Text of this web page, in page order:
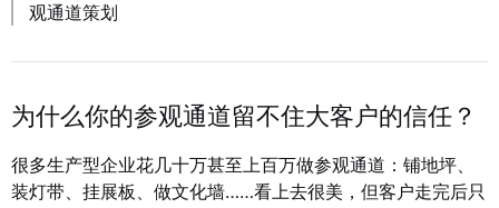
观通道策划
为什么你的参观通道留不住大客户的信任？
很多生产型企业花几十万甚至上百万做参观通道：铺地坪、
装灯带、挂展板、做文化墙……看上去很美，但客户走完后只